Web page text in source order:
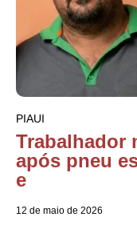
PIAUI
Trabalhador
após pneu
e
12 de maio de 2026